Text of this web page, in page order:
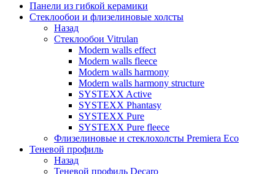
Панели из гибкой керамики
Стеклообои и флизелиновые холсты
Назад
Стеклообои Vitrulan
Modern walls effect
Modern walls fleece
Modern walls harmony
Modern walls harmony structure
SYSTEXX Active
SYSTEXX Phantasy
SYSTEXX Pure
SYSTEXX Pure fleece
Флизелиновые и стеклохолсты Premiera Eco
Теневой профиль
Назад
Теневой профиль Decaro